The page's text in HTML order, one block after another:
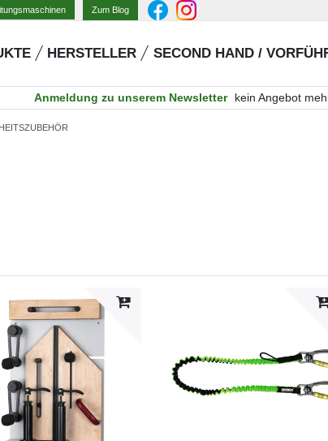
Zum Blog
HERSTELLER SECOND HAND /
Anmeldung zu unserem Newsletter kein Angebot